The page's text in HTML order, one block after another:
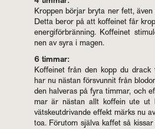
Krop­pen bör­jar bryta ner fett,
Detta beror på att kof­fe­i­net får
ener­gi­för­brän­ning. Kof­fe­i­net
nen av syra i magen.
6 tim­mar:
Kof­fe­i­net från den kopp du
har nu näs­tan för­svun­nit från
den hal­ve­ras på fyra tim­mar, och
mar är näs­tan allt kof­fe­in ute ut
väts­keut­dri­van­de ef­fekt märks nu
toa. För­u­tom själ­va kaf­fet så